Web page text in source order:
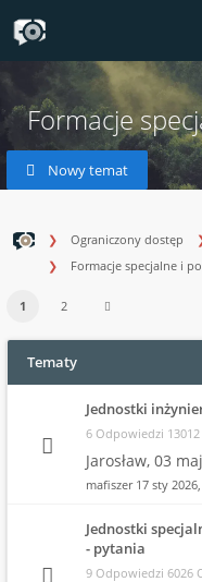
Formacje
Nowy temat
Ograniczony dostęp
Formacje specjalne i
1 2
Tematy
Jednostki
6 Odpowiedzi 13012
Jarosław, 03
mafiszer 17 sty
Jednostki
- pytania
9 Odpowiedzi 6026